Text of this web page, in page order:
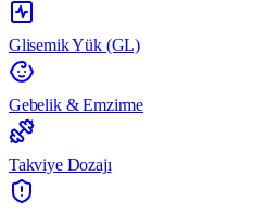
Glisemik Yük (GL)
Gebelik & Emzirme
Takviye Dozajı